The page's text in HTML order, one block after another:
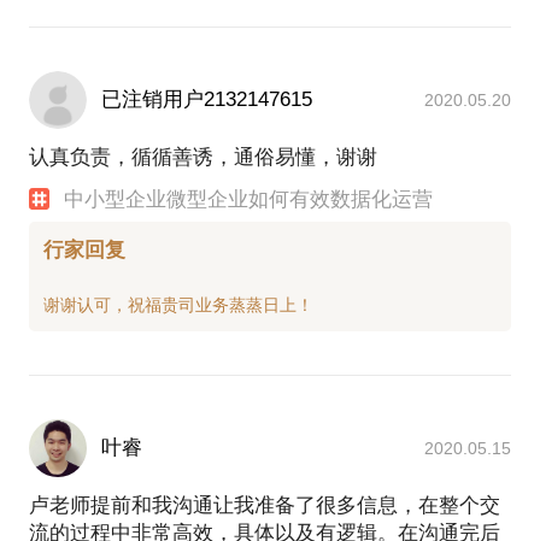
已注销用户2132147615 2020.05.20
认真负责，循循善诱，通俗易懂，谢谢
中小型企业微型企业如何有效数据化运营
行家回复
叶睿 2020.05.15
卢老师提前和我沟通让我准备了很多信息，在整个交
流的过程中非常高效，具体以及有逻辑。在沟通完后